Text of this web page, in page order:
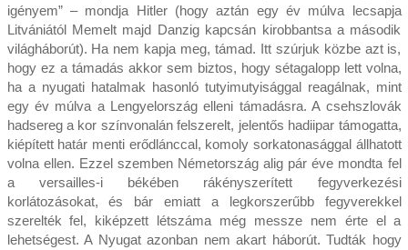
igényem” – mondja Hitler (hogy aztán egy év múlva lecsapja
Litvániától Memelt majd Danzig kapcsán kirobbantsa a második
világháborút). Ha nem kapja meg, támad. Itt szúrjuk közbe azt is,
hogy ez a támadás akkor sem biztos, hogy sétagalopp lett volna,
ha a nyugati hatalmak hasonló tutyimutyisággal reagálnak, mint
egy év múlva a Lengyelország elleni támadásra. A csehszlovák
hadsereg a kor színvonalán felszerelt, jelentős hadiipar támogatta,
kiépített határ menti erődlánccal, komoly sorkatonasággal állhatott
volna ellen. Ezzel szemben Németország alig pár éve mondta fel
a versailles-i békében rákényszerített fegyverkezési
korlátozásokat, és bár emiatt a legkorszerűbb fegyverekkel
szerelték fel, kiképzett létszáma még messze nem érte el a
lehetségest. A Nyugat azonban nem akart háborút. Tudták hogy